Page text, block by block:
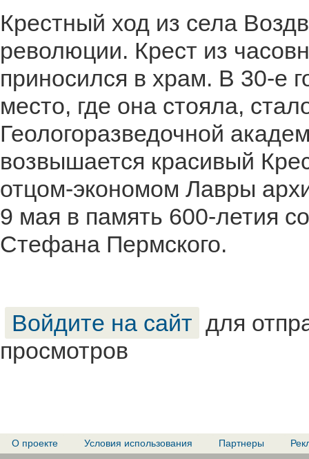
Крестный ход из села
революции. Крест из
приносился в храм. В 30-е
место, где она стояла,
Геологоразведочной
возвышается красивый
отцом-экономом Лавры
9 мая в память 600-летия
Стефана Пермского.
Войдите на сайт для
просмотров
О проекте Условия использования Партнеры